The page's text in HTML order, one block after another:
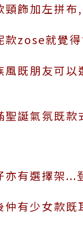
頸飾加左拼
款zose就覺
風既朋友可以
聖誕氣氛既
亦有選擇架...
仲有少女款